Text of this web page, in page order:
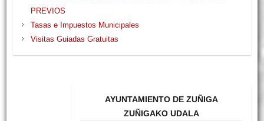
PREVIOS
Tasas e Impuestos Municipales
Visitas Guiadas Gratuitas
AYUNTAMIENTO DE ZUÑIGA
ZUÑIGAKO UDALA